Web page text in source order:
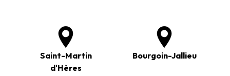
Saint-Martin
d'Hères
Bourgoin-Jallieu